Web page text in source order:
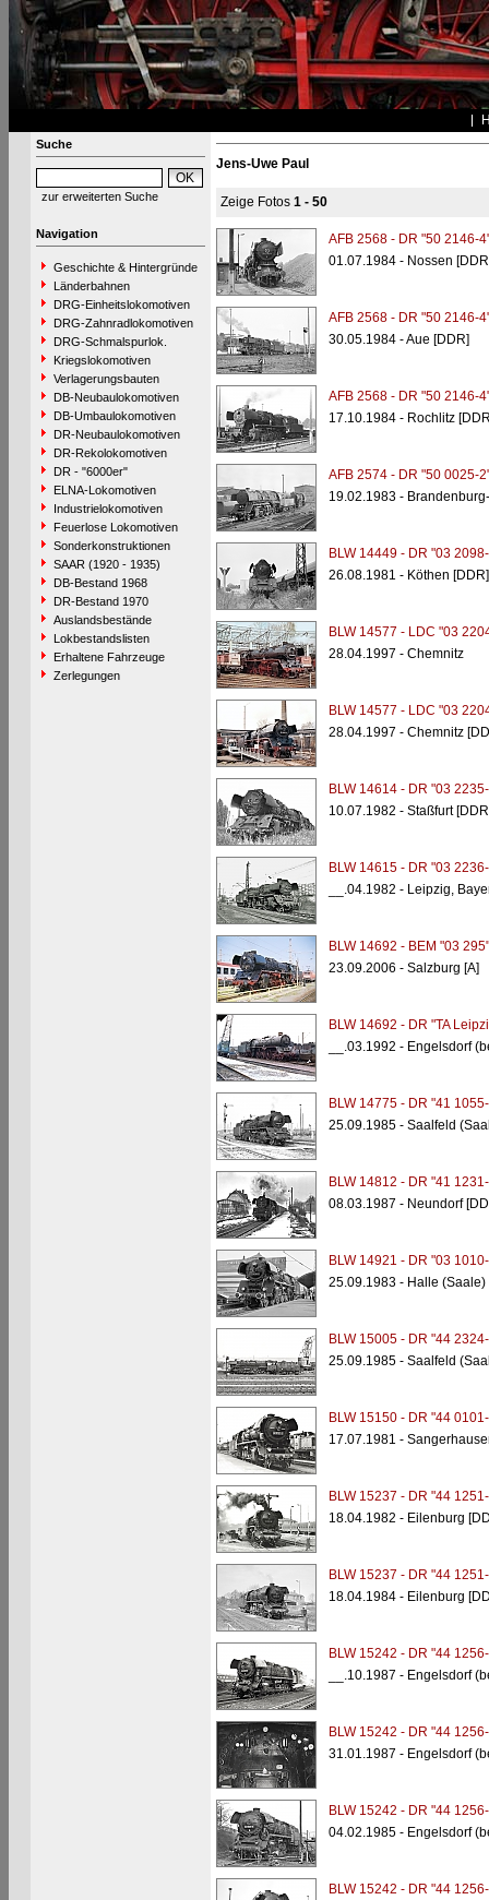
Suche
zur erweiterten Suche
Navigation
Geschichte & Hintergründe
Länderbahnen
DRG-Einheitslokomotiven
DRG-Zahnradlokomotiven
DRG-Schmalspurlok.
Kriegslokomotiven
Verlagerungsbauten
DB-Neubaulokomotiven
DB-Umbaulokomotiven
DR-Neubaulokomotiven
DR-Rekolokomotiven
DR - "6000er"
ELNA-Lokomotiven
Industrielokomotiven
Feuerlose Lokomotiven
Sonderkonstruktionen
SAAR (1920 - 1935)
DB-Bestand 1968
DR-Bestand 1970
Auslandsbestände
Lokbestandslisten
Erhaltene Fahrzeuge
Zerlegungen
Jens-Uwe Paul
Zeige Fotos 1 - 50
AFB 2568 - DR "50 2146-
01.07.1984 - Nossen
AFB 2568 - DR "50 2146-
30.05.1984 - Aue [DDR]
AFB 2568 - DR "50 2146-
17.10.1984 - Rochlitz
AFB 2574 - DR "50 0025-
19.02.1983 -
BLW 14449 - DR "03
26.08.1981 - Köthen [DDR]
BLW 14577 - LDC "03
28.04.1997 - Chemnitz
BLW 14577 - LDC "03
28.04.1997 - Chemnitz
BLW 14614 - DR "03
10.07.1982 - Staßfurt
BLW 14615 - DR "03
__.04.1982 - Leipzig,
BLW 14692 - BEM "03 295"
23.09.2006 - Salzburg [A]
BLW 14692 - DR "TA
__.03.1992 - Engelsdorf
BLW 14775 - DR "41
25.09.1985 - Saalfeld
BLW 14812 - DR "41
08.03.1987 - Neundorf
BLW 14921 - DR "03
25.09.1983 - Halle (Saale)
BLW 15005 - DR "44
25.09.1985 - Saalfeld
BLW 15150 - DR "44
17.07.1981 -
BLW 15237 - DR "44
18.04.1982 - Eilenburg
BLW 15237 - DR "44
18.04.1984 - Eilenburg
BLW 15242 - DR "44
__.10.1987 - Engelsdorf
BLW 15242 - DR "44
31.01.1987 - Engelsdorf
BLW 15242 - DR "44
04.02.1985 - Engelsdorf
BLW 15242 - DR "44